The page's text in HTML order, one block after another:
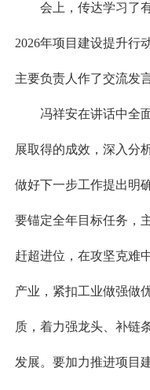
会上，传达学习了
2026年项目建设提升行
主要负责人作了交流发言
冯祥安在讲话中全
展取得的成效，深入分
做好下一步工作提出明
要锚定全年目标任务，
赶超进位，在攻坚克难
产业，紧扣工业做强做
质，着力强龙头、补链
发展。要加力推进项目